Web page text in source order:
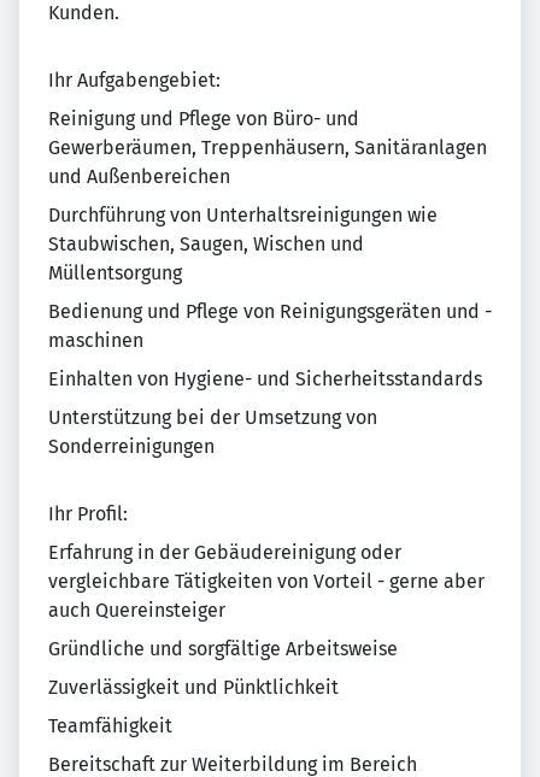
Kunden.
Ihr Aufgabengebiet:
Reinigung und Pflege von Büro- und
Gewerberäumen, Treppenhäusern, Sanitäranlagen
und Außenbereichen
Durchführung von Unterhaltsreinigungen wie
Staubwischen, Saugen, Wischen und
Müllentsorgung
Bedienung und Pflege von Reinigungsgeräten und -
maschinen
Einhalten von Hygiene- und Sicherheitsstandards
Unterstützung bei der Umsetzung von
Sonderreinigungen
Ihr Profil:
Erfahrung in der Gebäudereinigung oder
vergleichbare Tätigkeiten von Vorteil - gerne aber
auch Quereinsteiger
Gründliche und sorgfältige Arbeitsweise
Zuverlässigkeit und Pünktlichkeit
Teamfähigkeit
Bereitschaft zur Weiterbildung im Bereich